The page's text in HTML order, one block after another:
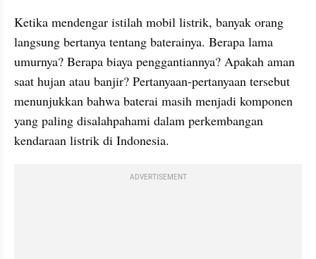
Ketika mendengar istilah mobil listrik, banyak orang
langsung bertanya tentang baterainya. Berapa lama
umurnya? Berapa biaya penggantiannya? Apakah aman
saat hujan atau banjir? Pertanyaan-pertanyaan tersebut
menunjukkan bahwa baterai masih menjadi komponen
yang paling disalahpahami dalam perkembangan
kendaraan listrik di Indonesia.
ADVERTISEMENT